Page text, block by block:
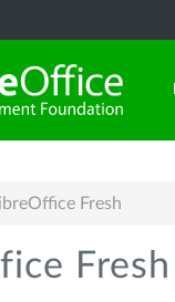
Fresh
Fresh